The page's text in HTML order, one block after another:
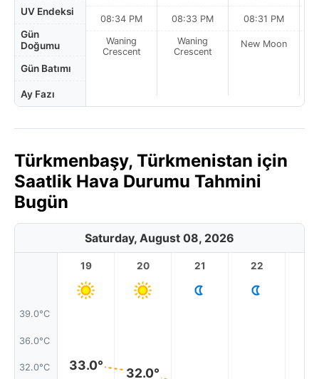
UV Endeksi
Gün
Doğumu
Gün Batımı
Ay Fazı
08:34 PM
Waning
Crescent
08:33 PM
Waning
Crescent
08:31 PM
New Moon
Türkmenbaşy, Türkmenistan için
Saatlik Hava Durumu Tahmini
Bugün
Saturday, August 08, 2026
39.0°C
36.0°C
32.0°C
19
33.0°
20
32.0°
21 22